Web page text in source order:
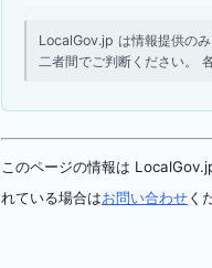
LocalGov.jp は情報提供の
二者間でご判断ください。
このページの情報は
れている場合はお問い合わせく